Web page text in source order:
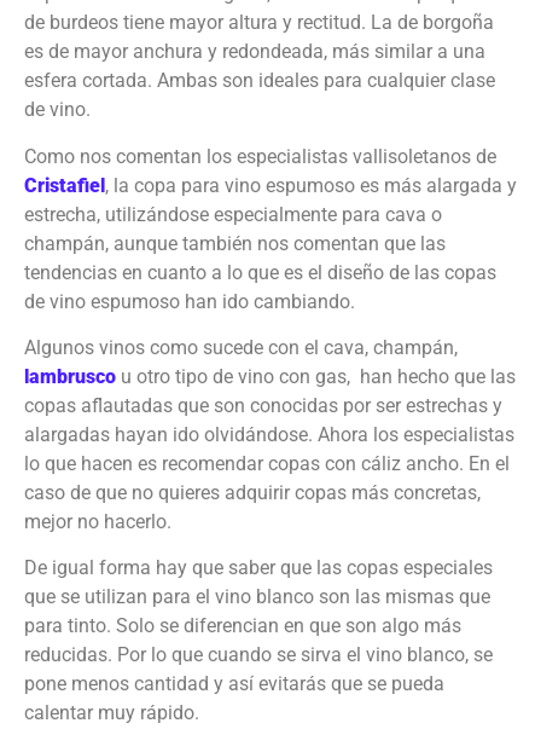
de burdeos tiene mayor altura y rectitud. La de borgoña
es de mayor anchura y redondeada, más similar a una
esfera cortada. Ambas son ideales para cualquier clase
de vino.
Como nos comentan los especialistas vallisoletanos de
Cristafiel, la copa para vino espumoso es más alargada y
estrecha, utilizándose especialmente para cava o
champán, aunque también nos comentan que las
tendencias en cuanto a lo que es el diseño de las copas
de vino espumoso han ido cambiando.
Algunos vinos como sucede con el cava, champán,
lambrusco u otro tipo de vino con gas, han hecho que las
copas aflautadas que son conocidas por ser estrechas y
alargadas hayan ido olvidándose. Ahora los especialistas
lo que hacen es recomendar copas con cáliz ancho. En el
caso de que no quieres adquirir copas más concretas,
mejor no hacerlo.
De igual forma hay que saber que las copas especiales
que se utilizan para el vino blanco son las mismas que
para tinto. Solo se diferencian en que son algo más
reducidas. Por lo que cuando se sirva el vino blanco, se
pone menos cantidad y así evitarás que se pueda
calentar muy rápido.